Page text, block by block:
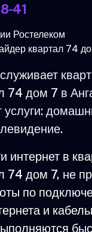
41
Ростелеком
квартал 74
74 дом 7 в
услуги:
интернет в
74 дом 7, не
по
и